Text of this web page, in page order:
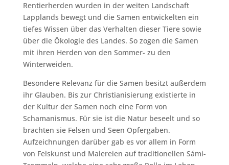
Rentierherden wurden in der weiten Landschaft
Lapplands bewegt und die Samen entwickelten ein
tiefes Wissen über das Verhalten dieser Tiere sowie
über die Ökologie des Landes. So zogen die Samen
mit ihren Herden von den Sommer- zu den
Winterweiden.
Besondere Relevanz für die Samen besitzt außerdem
ihr Glauben. Bis zur Christianisierung existierte in
der Kultur der Samen noch eine Form von
Schamanismus. Für sie ist die Natur beseelt und so
brachten sie Felsen und Seen Opfergaben.
Aufzeichnungen darüber gab es vor allem in Form
von Felskunst und Malereien auf traditionellen Sámi-